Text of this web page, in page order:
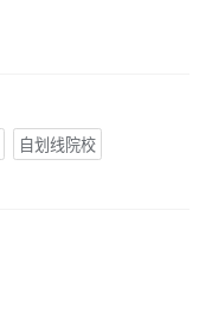
自划线院校